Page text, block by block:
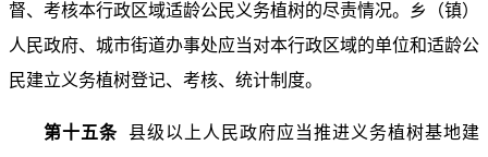
督、考核本行政区域适龄公民义务植树的尽责情况。乡（镇）
人民政府、城市街道办事处应当对本行政区域的单位和适龄公
民建立义务植树登记、考核、统计制度。
第十五条 县级以上人民政府应当推进义务植树基地建